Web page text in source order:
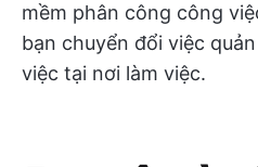
mềm phân công công
bạn chuyển đổi việc
việc tại nơi làm việc.